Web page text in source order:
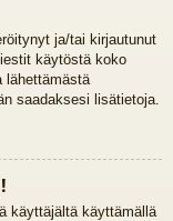
ja/tai kirjautunut
käytöstä koko
lähettämästä
saadaksesi lisätietoja.
käyttäjältä käyttämällä